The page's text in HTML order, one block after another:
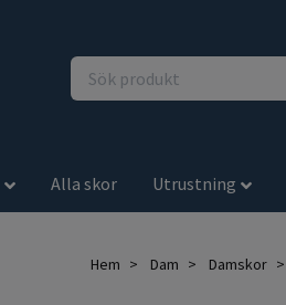
Alla skor Utrustning
Hem Dam Damskor